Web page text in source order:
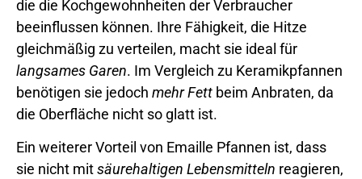
die die Kochgewohnheiten der Verbraucher
beeinflussen können. Ihre Fähigkeit, die Hitze
gleichmäßig zu verteilen, macht sie ideal für
langsames Garen. Im Vergleich zu Keramikpfannen
benötigen sie jedoch mehr Fett beim Anbraten, da
die Oberfläche nicht so glatt ist.
Ein weiterer Vorteil von Emaille Pfannen ist, dass
sie nicht mitsäurehaltigen Lebensmitteln reagieren,